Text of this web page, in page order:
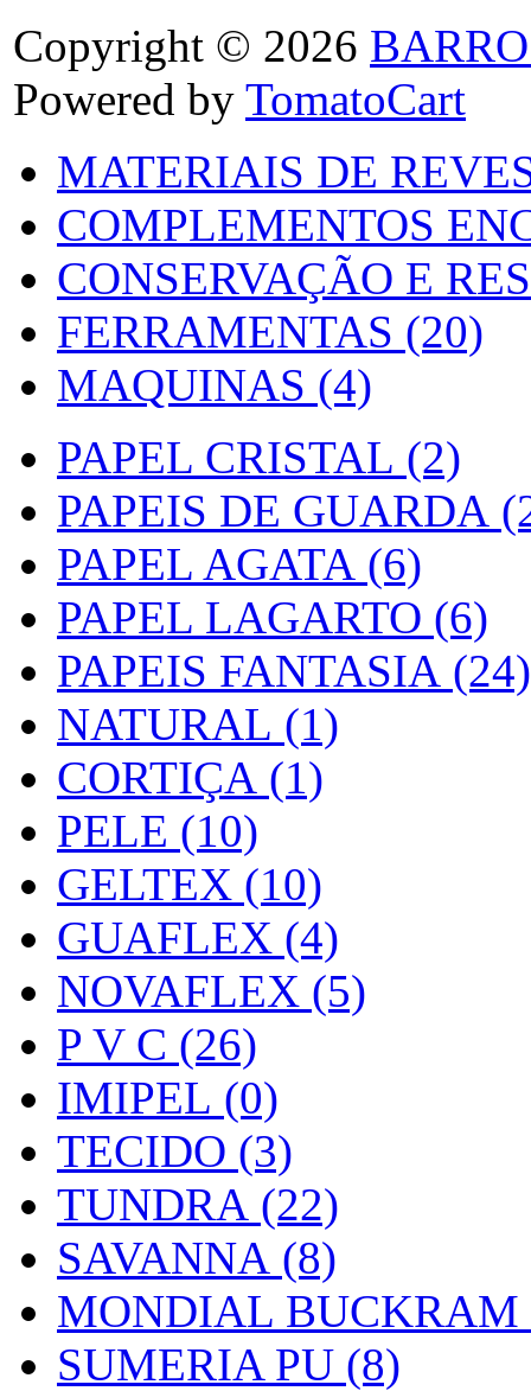
Copyright © 2026
Powered by TomatoCart
MATERIAIS DE
COMPLEMENTOS
CONSERVAÇÃO E
FERRAMENTAS (20)
MAQUINAS (4)
PAPEL CRISTAL (2)
PAPEIS DE GUARDA
PAPEL AGATA (6)
PAPEL LAGARTO (6)
PAPEIS FANTASIA (24)
NATURAL (1)
CORTIÇA (1)
PELE (10)
GELTEX (10)
GUAFLEX (4)
NOVAFLEX (5)
P V C (26)
IMIPEL (0)
TECIDO (3)
TUNDRA (22)
SAVANNA (8)
MONDIAL BUCKRAM
SUMERIA PU (8)